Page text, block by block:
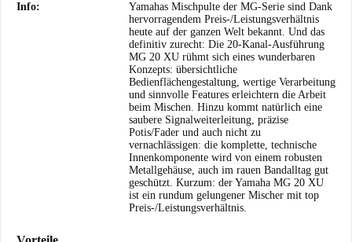
Info:
Yamahas Mischpulte der MG-Serie sind Dank
hervorragendem Preis-/Leistungsverhältnis
heute auf der ganzen Welt bekannt. Und das
definitiv zurecht: Die 20-Kanal-Ausführung
MG 20 XU rühmt sich eines wunderbaren
Konzepts: übersichtliche
Bedienflächengestaltung, wertige Verarbeitung
und sinnvolle Features erleichtern die Arbeit
beim Mischen. Hinzu kommt natürlich eine
saubere Signalweiterleitung, präzise
Potis/Fader und auch nicht zu
vernachlässigen: die komplette, technische
Innenkomponente wird von einem robusten
Metallgehäuse, auch im rauen Bandalltag gut
geschützt. Kurzum: der Yamaha MG 20 XU
ist ein rundum gelungener Mischer mit top
Preis-/Leistungsverhältnis.